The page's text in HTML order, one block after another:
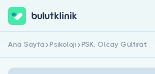
Hemen Kaydol
Ana Sayfa Psikoloji PSK. Olcay Gülfırat